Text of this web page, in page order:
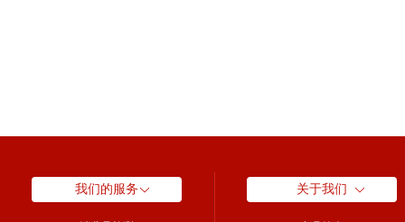
我们的服务 关于我们